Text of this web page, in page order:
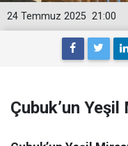
21:00
24 Temmuz 2025
Çubuk’un